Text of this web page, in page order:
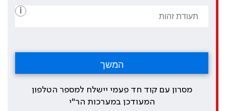
i
מסרון עם קוד חד פעמי יישלח למספר הטלפון
המעודכן במערכות הר"י